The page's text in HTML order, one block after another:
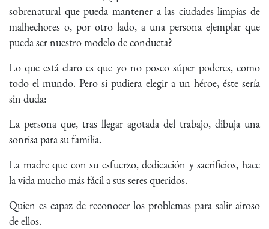
sobrenatural que pueda mantener a las ciudades limpias de
malhechores o, por otro lado, a una persona ejemplar que
pueda ser nuestro modelo de conducta?
Lo que está claro es que yo no poseo súper poderes, como
todo el mundo. Pero si pudiera elegir a un héroe, éste sería
sin duda:
La persona que, tras llegar agotada del trabajo, dibuja una
sonrisa para su familia.
La madre que con su esfuerzo, dedicación y sacrificios, hace
la vida mucho más fácil a sus seres queridos.
Quien es capaz de reconocer los problemas para salir airoso
de ellos.